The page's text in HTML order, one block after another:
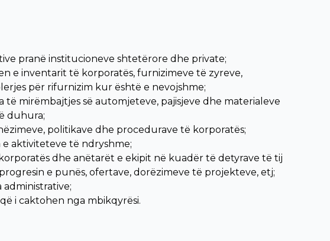
pranë institucioneve shtetërore dhe private;
e inventarit të korporatës, furnizimeve të zyreve,
për rifurnizim kur është e nevojshme;
të mirëmbajtjes së automjeteve, pajisjeve dhe materialeve
duhura;
politikave dhe procedurave të korporatës;
aktiviteteve të ndryshme;
dhe anëtarët e ekipit në kuadër të detyrave të tij
e punës, ofertave, dorëzimeve të projekteve, etj;
i caktohen nga mbikqyrësi.